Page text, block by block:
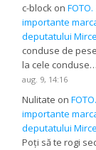
c-block on
importante
deputatului
conduse de
la cele
aug. 9, 14:16
Nulitate on
importante
deputatului
Poți să te rogi